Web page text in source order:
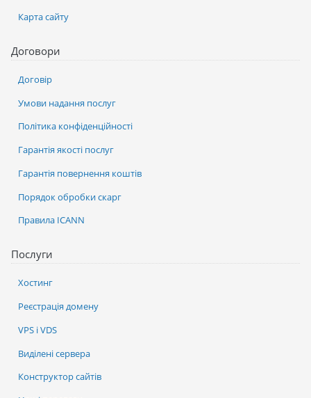
Послуги
Хостинг
Реєстрація домену
VPS і VDS
Виділені сервера
Конструктор сайтів
Карта сайту
Договори
Договір
Умови надання послуг
Політика конфіденційності
Гарантія якості послуг
Гарантія повернення коштів
Порядок обробки скарг
Правила ICANN